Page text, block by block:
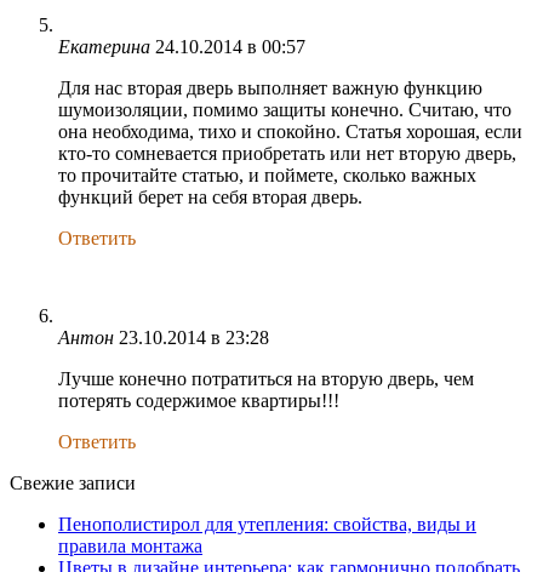
Екатерина 24.10.2014 в 00:57
Для нас вторая дверь выполняет важную функцию
шумоизоляции, помимо защиты конечно. Считаю, что
она необходима, тихо и спокойно. Статья хорошая, если
кто-то сомневается приобретать или нет вторую дверь,
то прочитайте статью, и поймете, сколько важных
функций берет на себя вторая дверь.
Ответить
Антон 23.10.2014 в 23:28
Лучше конечно потратиться на вторую дверь, чем
потерять содержимое квартиры!!!
Ответить
Свежие записи
Пенополистирол для утепления: свойства, виды и
правила монтажа
Цветы в дизайне интерьера: как гармонично подобрать